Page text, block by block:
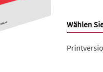
Wählen